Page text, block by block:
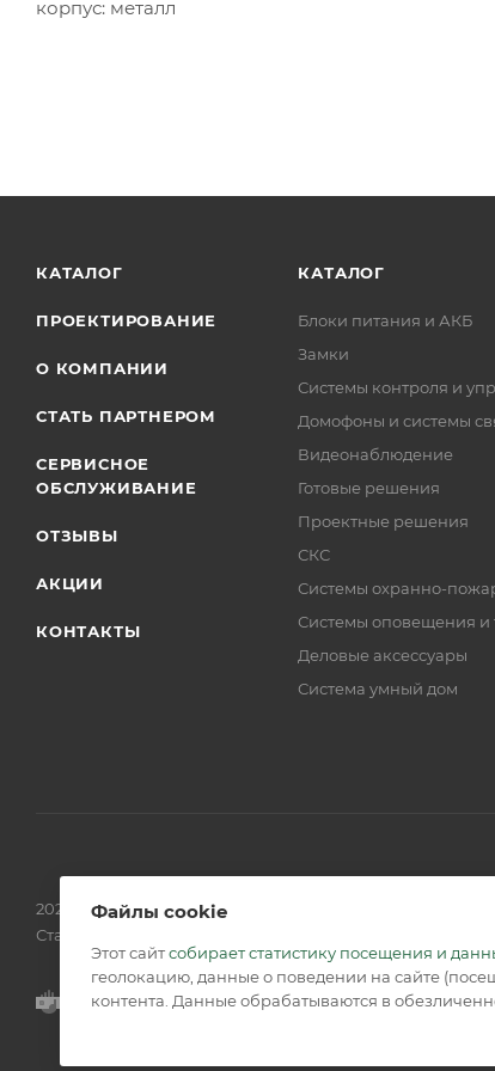
корпус: металл
КАТАЛОГ
ПРОЕКТИРОВАНИЕ
О КОМПАНИИ
СТАТЬ ПАРТНЕРОМ
СЕРВИСНОЕ
ОБСЛУЖИВАНИЕ
ОТЗЫВЫ
АКЦИИ
КОНТАКТЫ
КАТАЛОГ
Блоки питания и АКБ
Замки
Системы контроля и
Домофоны и системы
Видеонаблюдение
Готовые решения
Проектные решения
СКС
Системы охранно-
Системы оповещения и
Деловые аксессуары
Система умный дом
2026 © Обращаем Ваше внимание на то, что вся
Статьи 437 (2) ГК РФ.
Файлы cookie
Этот сайтсобирает статистику посещения и
геолокацию, данные о поведении на сайте
контента. Данные обрабатываются в